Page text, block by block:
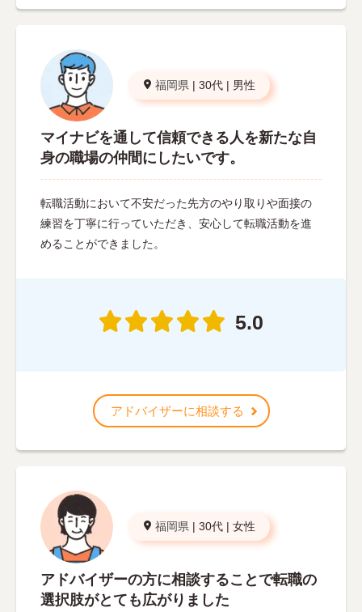
福岡県 | 30代 | 男性
マイナビを通して信頼できる人を新たな自
身の職場の仲間にしたいです。
転職活動において不安だった先方のやり取りや面接の
練習を丁寧に行っていただき、安心して転職活動を進
めることができました。
5.0
アドバイザーに相談する
福岡県 | 30代 | 女性
アドバイザーの方に相談することで転職の
選択肢がとても広がりました